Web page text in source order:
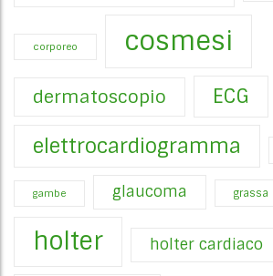
corporeo cosmesi
dermatoscopio ECG
elettrocardiogramma
gambe glaucoma grassa
holter holter cardiaco